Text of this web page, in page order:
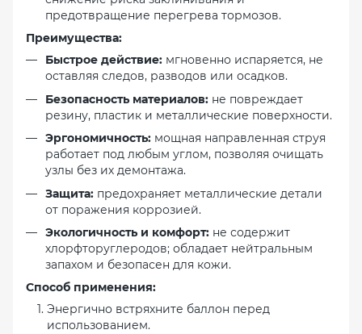
предотвращение перегрева тормозов.
Преимущества:
Быстрое действие: мгновенно испаряется, не
оставляя следов, разводов или осадков.
Безопасность материалов: не повреждает
резину, пластик и металлические поверхности.
Эргономичность: мощная направленная струя
работает под любым углом, позволяя очищать
узлы без их демонтажа.
Защита: предохраняет металлические детали
от поражения коррозией.
Экологичность и комфорт: не содержит
хлорфторуглеродов; обладает нейтральным
запахом и безопасен для кожи.
Способ применения:
Энергично встряхните баллон перед
использованием.